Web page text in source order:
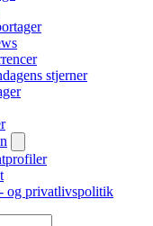
stjerner
og privatlivspolitik